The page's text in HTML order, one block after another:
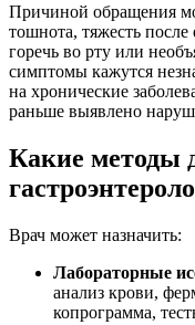
Причиной обращения
тошнота, тяжесть
горечь во рту или
симптомы кажутся
на хронические
раньше выявлено
Какие методы
Врач может назначить:
Лабораторные
анализ крови,
копрограмма,